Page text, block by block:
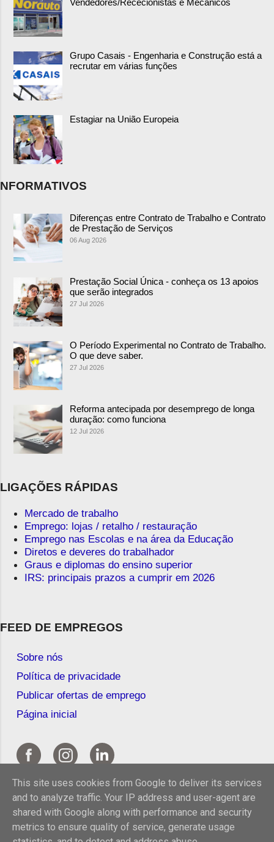
Vendedores/Rececionistas e Mecânicos
Grupo Casais - Engenharia e Construção está a
recrutar em várias funções
Estagiar na União Europeia
NFORMATIVOS
Diferenças entre Contrato de Trabalho e Contrato
de Prestação de Serviços
06 Aug 2026
Prestação Social Única - conheça os 13 apoios
que serão integrados
27 Jul 2026
O Período Experimental no Contrato de Trabalho.
O que deve saber.
27 Jul 2026
Reforma antecipada por desemprego de longa
duração: como funciona
12 Jul 2026
LIGAÇÕES RÁPIDAS
Mercado de trabalho
Emprego: lojas / retalho / restauração
Emprego nas Escolas e na área da Educação
Diretos e deveres do trabalhador
Graus e diplomas do ensino superior
IRS: principais prazos a cumprir em 2026
FEED DE EMPREGOS
Sobre nós
Política de privacidade
Publicar ofertas de emprego
Página inicial
This site uses cookies from Google to deliver its services
and to analyze traffic. Your IP address and user-agent are
shared with Google along with performance and security
metrics to ensure quality of service, generate usage